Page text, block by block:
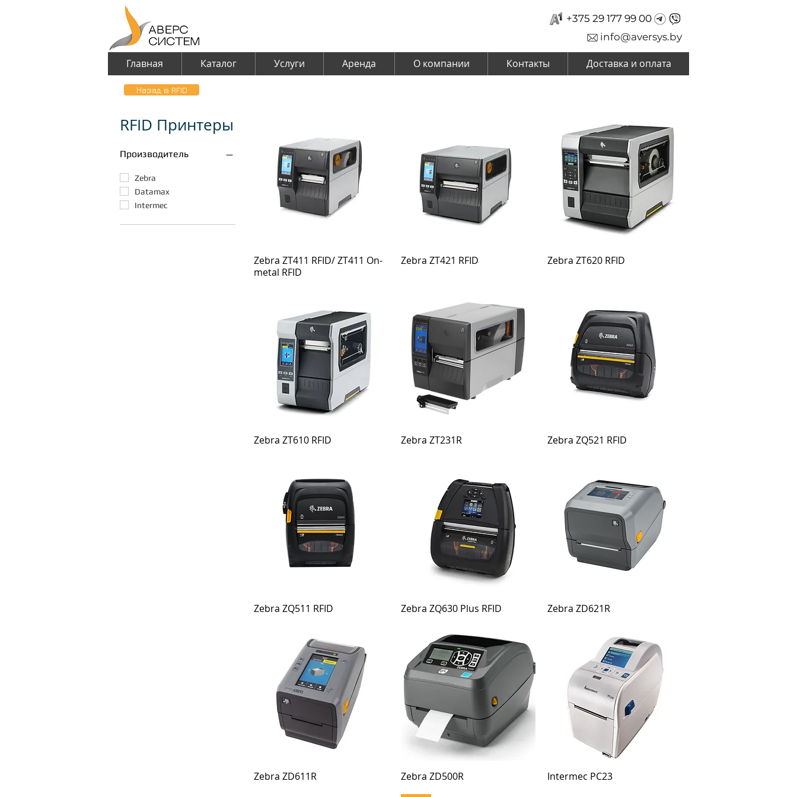
+375 29 177 99 00
info@aversys.by
Главная Каталог Услуги Аренда О компании Контакты Доставка и оплата
Назад в RFID
RFID Принтеры
Производитель
Zebra
Datamax
Intermec
Zebra ZT411 RFID/ ZT411 On-
metal RFID
Zebra ZT421 RFID Zebra ZT620 RFID
Zebra ZT610 RFID Zebra ZT231R Zebra ZQ521 RFID
Zebra ZQ511 RFID Zebra ZQ630 Plus RFID Zebra ZD621R
Zebra ZD611R Zebra ZD500R Intermec PC23